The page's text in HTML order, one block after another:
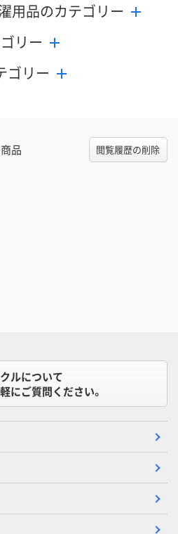
用品のカテゴリー
リー
ゴリー
品 閲覧履歴の削除
ルについて
にご質問ください。